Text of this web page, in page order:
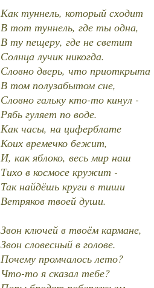
Как туннель, который сходит
В тот туннель, где ты одна,
В ту пещеру, где не светит
Солнца лучик никогда.
Словно дверь, что приоткрыта
В том полузабытом сне,
Словно гальку кто-то кинул -
Рябь гуляет по воде.
Как часы, на циферблате
Коих времечко бежит,
И, как яблоко, весь мир наш
Тихо в космосе кружит -
Так найдёшь круги в тиши
Ветряков твоей души.
Звон ключей в твоём кармане,
Звон словесный в голове.
Почему промчалось лето?
Что-то я сказал тебе?